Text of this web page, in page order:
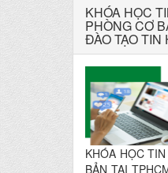
KHÓA HỌC
PHÒNG CƠ
ĐÀO TẠO TIN
KHÓA HỌC
BẢN TẠI